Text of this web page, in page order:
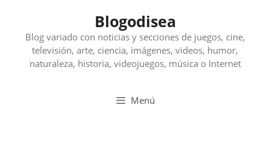
contenido
Blogodisea
Blog variado con noticias y secciones de juegos, cine,
televisión, arte, ciencia, imágenes, videos, humor,
naturaleza, historia, videojuegos, música o Internet
Menú